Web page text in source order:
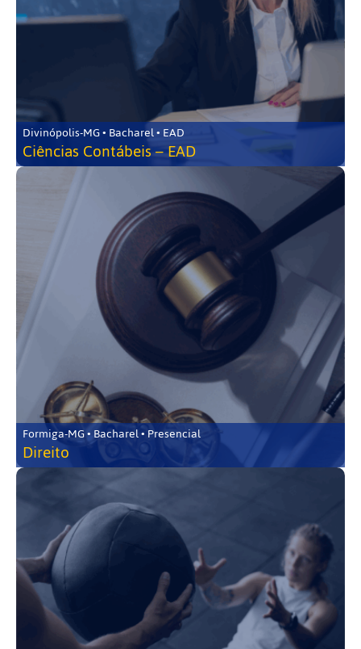
Divinópolis-MG • Bacharel • EAD
Ciências Contábeis – EAD
Formiga-MG • Bacharel • Presencial
Direito